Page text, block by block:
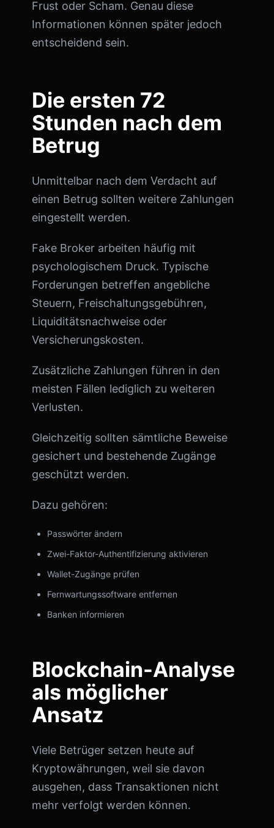
Frust oder Scham. Genau diese
Informationen können später jedoch
entscheidend sein.
Die ersten 72
Stunden nach dem
Betrug
Unmittelbar nach dem Verdacht auf
einen Betrug sollten weitere Zahlungen
eingestellt werden.
Fake Broker arbeiten häufig mit
psychologischem Druck. Typische
Forderungen betreffen angebliche
Steuern, Freischaltungsgebühren,
Liquiditätsnachweise oder
Versicherungskosten.
Zusätzliche Zahlungen führen in den
meisten Fällen lediglich zu weiteren
Verlusten.
Gleichzeitig sollten sämtliche Beweise
gesichert und bestehende Zugänge
geschützt werden.
Dazu gehören:
Passwörter ändern
Zwei-Faktor-Authentifizierung aktivieren
Wallet-Zugänge prüfen
Fernwartungssoftware entfernen
Banken informieren
Blockchain-Analyse
als möglicher
Ansatz
Viele Betrüger setzen heute auf
Kryptowährungen, weil sie davon
ausgehen, dass Transaktionen nicht
mehr verfolgt werden können.